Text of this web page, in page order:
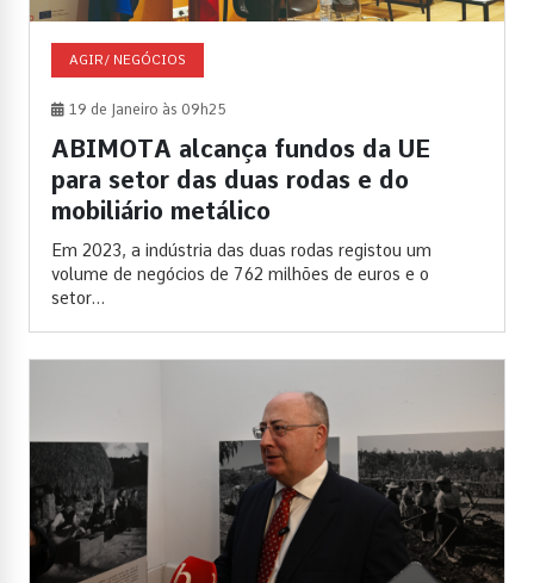
AGIR/ NEGÓCIOS
19 de Janeiro às 09h25
ABIMOTA alcança fundos da UE
para setor das duas rodas e do
mobiliário metálico
Em 2023, a indústria das duas rodas registou um
volume de negócios de 762 milhões de euros e o
setor...